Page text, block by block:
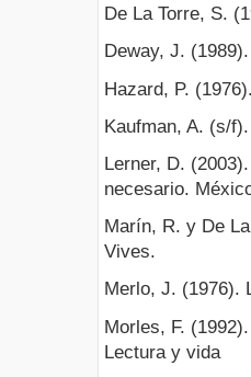
De La Torre, S.
Deway, J.
Hazard, P.
Kaufman, A. (s/
Lerner, D.
necesario.
Marín, R. y De
Vives.
Merlo, J. (1976).
Morles, F.
Lectura y vida